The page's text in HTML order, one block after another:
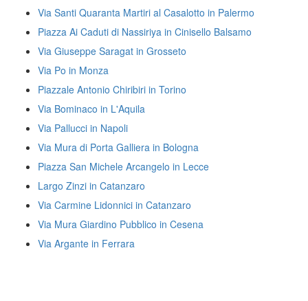
Via Santi Quaranta Martiri al Casalotto in Palermo
Piazza Ai Caduti di Nassiriya in Cinisello Balsamo
Via Giuseppe Saragat in Grosseto
Via Po in Monza
Piazzale Antonio Chiribiri in Torino
Via Bominaco in L'Aquila
Via Pallucci in Napoli
Via Mura di Porta Galliera in Bologna
Piazza San Michele Arcangelo in Lecce
Largo Zinzi in Catanzaro
Via Carmine Lidonnici in Catanzaro
Via Mura Giardino Pubblico in Cesena
Via Argante in Ferrara